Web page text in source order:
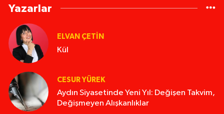
Yazarlar
ELVAN ÇETIN
Kül
CESUR YÜREK
Aydın Siyasetinde Yeni Yıl: Değişen Takvim,
Değişmeyen Alışkanlıklar